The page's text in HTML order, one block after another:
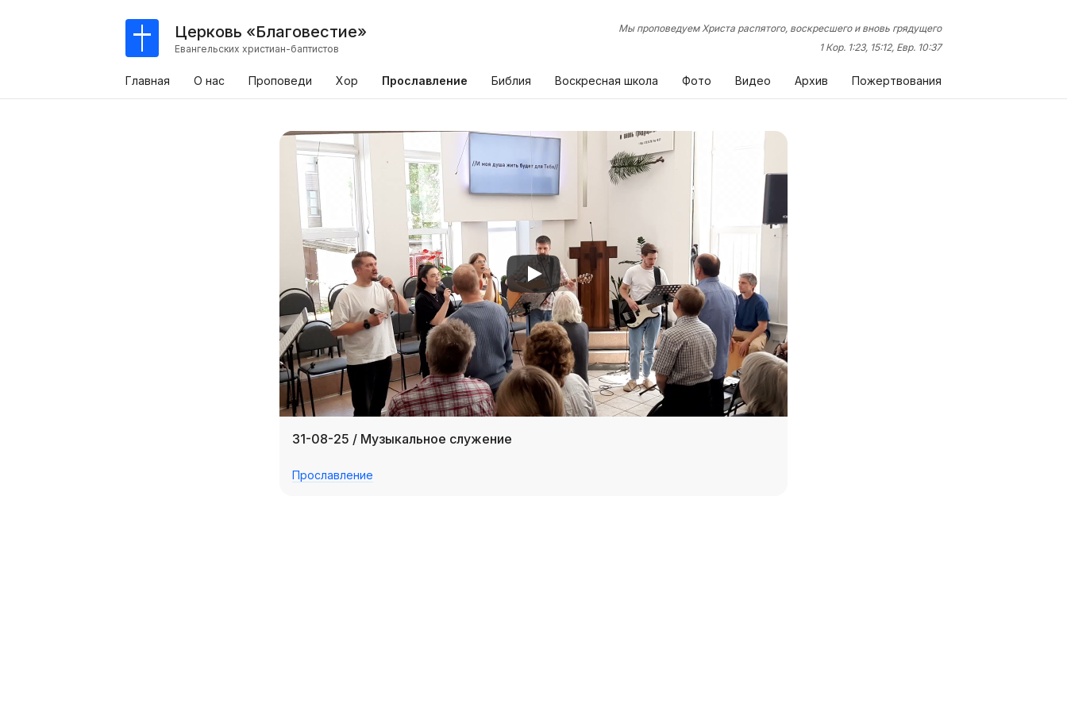
Церковь «Благовестие»
Евангельских христиан-баптистов
Мы проповедуем Христа распятого, воскресшего и вновь грядущего
1 Кор. 1:23, 15:12, Евр. 10:37
Главная О нас Проповеди Хор Прославление Библия Воскресная школа Фото Видео Архив Пожертвования
31-08-25 / Музыкальное служение
Прославление